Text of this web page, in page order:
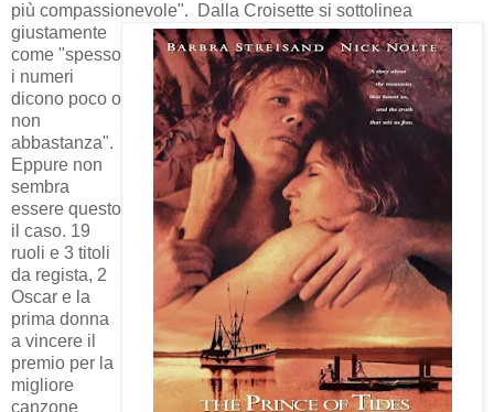
più compassionevole".
Dalla Croisette si sottolinea
giustamente
come "spesso
i numeri
dicono poco o
non
abbastanza".
Eppure non
sembra
essere questo
il caso. 19
ruoli e 3 titoli
da regista, 2
Oscar e la
prima donna
a vincere il
premio per la
migliore
canzone